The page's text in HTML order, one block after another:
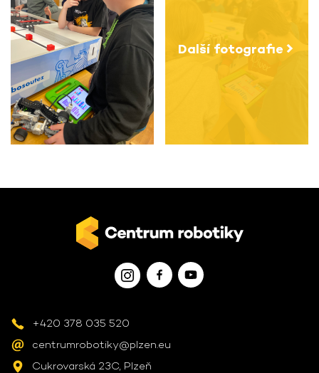
Další fotografie
+420 378 035 520
centrumrobotiky@plzen.eu
Cukrovarská 23C, Plzeň